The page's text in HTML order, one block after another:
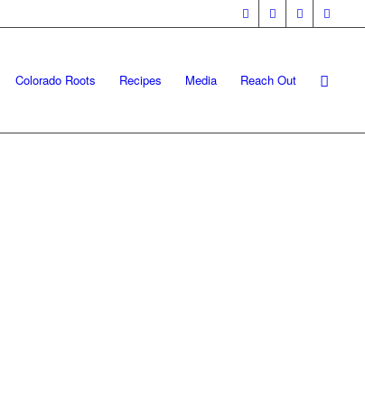
Colorado Roots Recipes Media Reach Out